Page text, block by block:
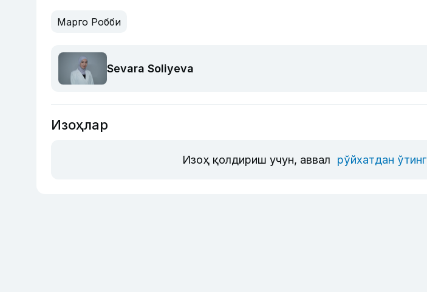
Марго Робби
Sevara Soliyeva
Изоҳлар
Изоҳ қолдириш учун, аввал рўйхатдан ўтинг